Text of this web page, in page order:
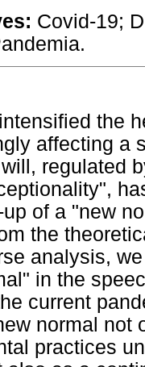
Covid-19;
the
affecting a
regulated
of a "new
the
analysis,
in the
current
normal not
practices